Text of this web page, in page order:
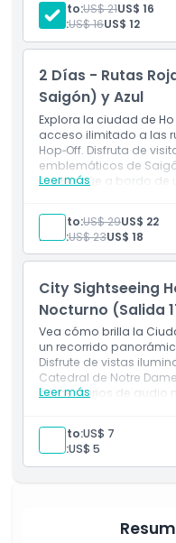
Política para Niños y
Hora de Recogida /
Exclusiones
Ubicación
Política de
Guía de audio
Adulto:US$ 21US$ 16
Niño:US$ 16US$ 12
2 Días - Rutas
Saigón) y Azul
Explora la ciudad de
acceso ilimitado a las
Hop‑Off. Disfruta de
emblemáticos de
multilingüe a bordo de
Leer más
Tour en autobús
Guía de audio
Adulto:US$ 29US$ 22
Niño:US$ 23US$ 18
City Sightseeing
Nocturno (Salida
Vea cómo brilla la
un recorrido
Disfrute de vistas
Catedral de Notre
comentarios de audio
Leer más
Adulto:US$ 7
Niño:US$ 5